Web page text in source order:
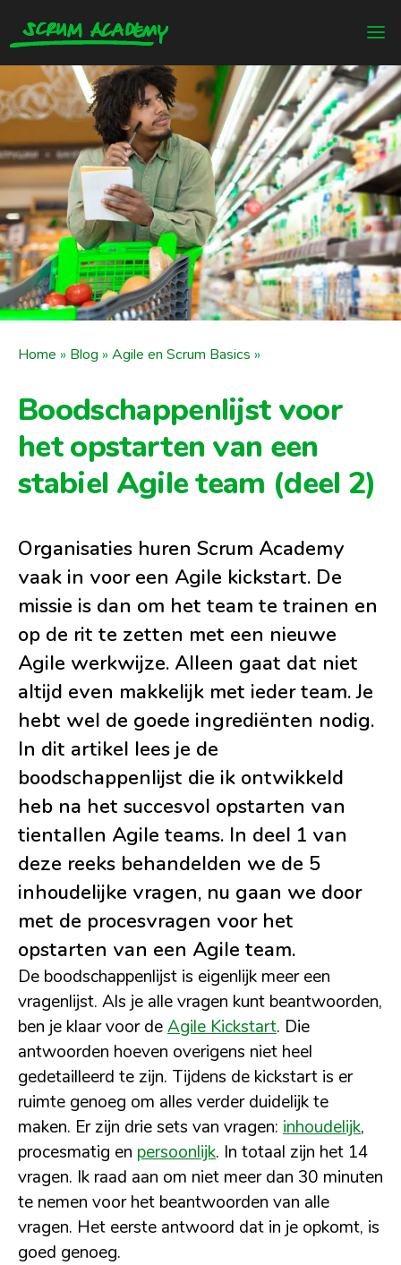
Home » Blog » Agile en Scrum Basics »
Boodschappenlijst voor
het opstarten van een
stabiel Agile team (deel 2)
Organisaties huren Scrum Academy
vaak in voor een Agile kickstart. De
missie is dan om het team te trainen en
op de rit te zetten met een nieuwe
Agile werkwijze. Alleen gaat dat niet
altijd even makkelijk met ieder team. Je
hebt wel de goede ingrediënten nodig.
In dit artikel lees je de
boodschappenlijst die ik ontwikkeld
heb na het succesvol opstarten van
tientallen Agile teams. In deel 1 van
deze reeks behandelden we de 5
inhoudelijke vragen, nu gaan we door
met de procesvragen voor het
opstarten van een Agile team.
De boodschappenlijst is eigenlijk meer een
vragenlijst. Als je alle vragen kunt beantwoorden,
ben je klaar voor deAgile Kickstart. Die
antwoorden hoeven overigens niet heel
gedetailleerd te zijn. Tijdens de kickstart is er
ruimte genoeg om alles verder duidelijk te
maken. Er zijn drie sets van vragen: inhoudelijk,
procesmatig en persoonlijk. In totaal zijn het 14
vragen. Ik raad aan om niet meer dan 30 minuten
te nemen voor het beantwoorden van alle
vragen. Het eerste antwoord dat in je opkomt, is
goed genoeg.